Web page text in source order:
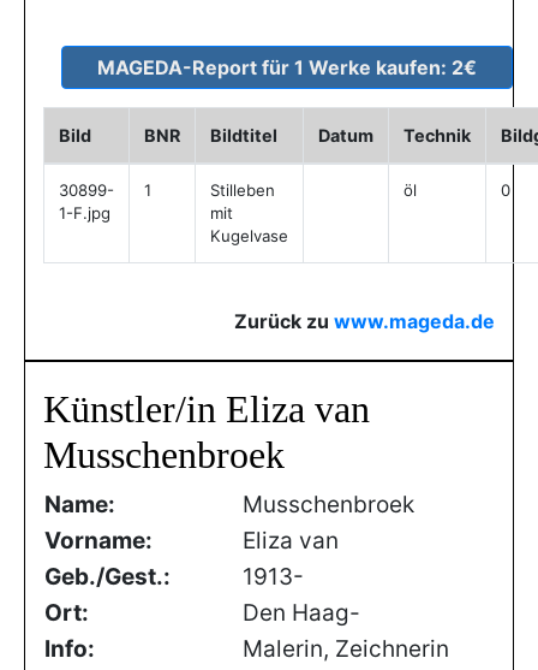
Bild BNR Bildtitel Datum Technik
30899-
1-F.jpg
1
Stilleben
mit
Kugelvase
öl 0
Zurück zu www.mageda.de
Künstler/in Eliza van
Musschenbroek
Name:
Musschenbroek
Vorname:
Eliza van
Geb./Gest.:
1913-
Ort:
Den Haag-
Info:
Malerin, Zeichnerin